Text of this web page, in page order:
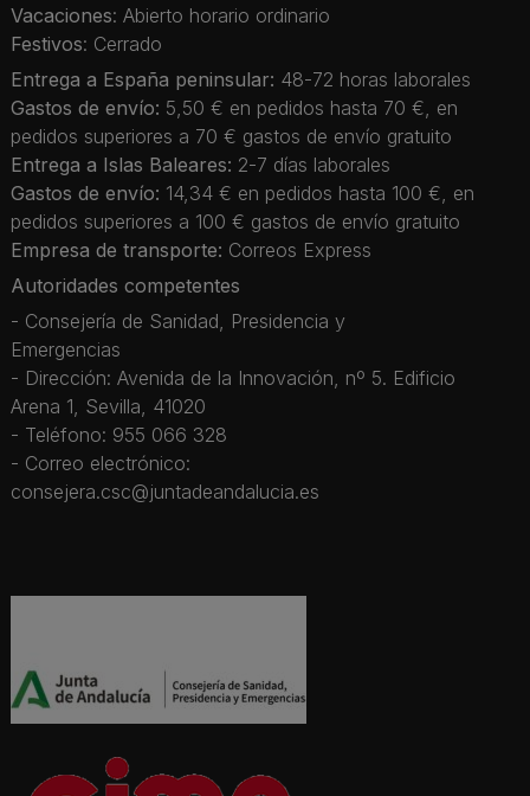
Vacaciones: Abierto horario ordinario
Festivos: Cerrado
Entrega a España peninsular: 48-72 horas laborales
Gastos de envío: 5,50 € en pedidos hasta 70 €, en
pedidos superiores a 70 € gastos de envío gratuito
Entrega a Islas Baleares: 2-7 días laborales
Gastos de envío: 14,34 € en pedidos hasta 100 €, en
pedidos superiores a 100 € gastos de envío gratuito
Empresa de transporte: Correos Express
Autoridades competentes
- Consejería de Sanidad, Presidencia y
Emergencias
- Dirección: Avenida de la Innovación, nº 5. Edificio
Arena 1, Sevilla, 41020
- Teléfono: 955 066 328
- Correo electrónico:
consejera.csc@juntadeandalucia.es